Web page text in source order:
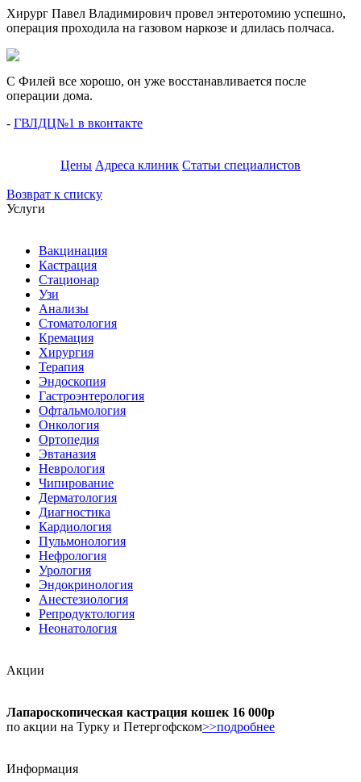
Хирург Павел Владимирович провел энтеротомию успешно,
операция проходила на газовом наркозе и длилась полчаса.
С Филей все хорошо, он уже восстанавливается после
операции дома.
- ГВЛДЦ№1 в вконтакте
Цены Адреса клиник Статьи специалистов
Возврат к списку
Услуги
Вакцинация
Кастрация
Стационар
Узи
Анализы
Стоматология
Кремация
Хирургия
Терапия
Эндоскопия
Гастроэнтерология
Офтальмология
Онкология
Ортопедия
Эвтаназия
Неврология
Чипирование
Дерматология
Диагностика
Кардиология
Пульмонология
Нефрология
Урология
Эндокринология
Анестезиология
Репродуктология
Неонатология
Акции
Лапароскопическая кастрация кошек 16 000р
по акции на Турку и Петергофском>>подробнее
Информация